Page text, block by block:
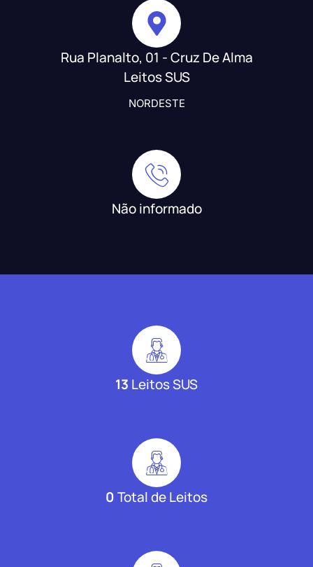
Rua Planalto, 01 - Cruz De Alma
Leitos SUS
NORDESTE
Não informado
13 Leitos SUS
0Total de Leitos